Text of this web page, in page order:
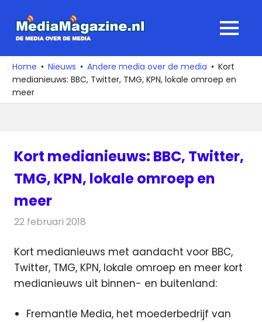
naar
media
over
de
media
MENU
Home Nieuws Andere media over de media
Kort
medianieuws: BBC, Twitter, TMG, KPN, lokale omroep en
meer
Kort medianieuws: BBC, Twitter,
TMG, KPN, lokale omroep en
meer
22 februari 2018
Kort medianieuws met aandacht voor BBC,
Twitter, TMG, KPN, lokale omroep en meer kort
medianieuws uit binnen- en buitenland:
Fremantle Media, het moederbedrijf van